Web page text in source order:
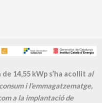
14,55 kWp s’ha acollit al
i l’emmagatzematge,
a la implantació de